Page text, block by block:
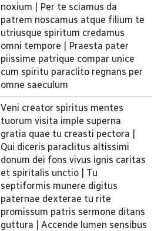
noxium | Per te sciamus da
patrem noscamus atque filium te
utriusque spiritum credamus
omni tempore | Praesta pater
piissime patrique compar unice
cum spiritu paraclito regnans per
omne saeculum
Veni creator spiritus mentes
tuorum visita imple superna
gratia quae tu creasti pectora |
Qui diceris paraclitus altissimi
donum dei fons vivus ignis caritas
et spiritalis unctio | Tu
septiformis munere digitus
paternae dexterae tu rite
promissum patris sermone ditans
guttura | Accende lumen sensibus